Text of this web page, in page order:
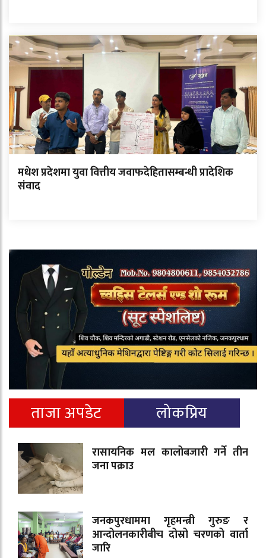
मधेश प्रदेशमा युवा वित्तीय जवाफदेहितासम्बन्धी प्रादेशिक
संवाद
ताजा अपडेट लोकप्रिय
रासायनिक मल कालोबजारी गर्ने तीन
जना पक्राउ
जनकपुरधाममा गृहमन्त्री गुरुङ र
आन्दोलनकारीबीच दोस्रो चरणको वार्ता
जारि